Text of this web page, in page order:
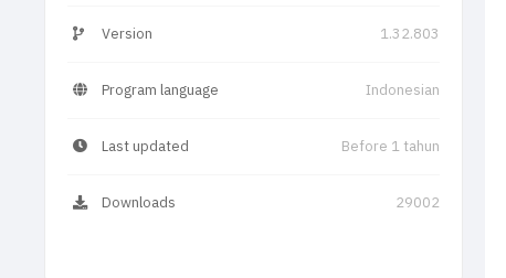
Version 1.32.803
Program language Indonesian
Last updated Before 1 tahun
Downloads 29002